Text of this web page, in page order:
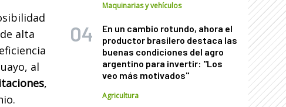
alta
al
,
Maquinarias y vehículos
En un cambio rotundo, ahora el
productor brasilero destaca las
buenas condiciones del agro
argentino para invertir: "Los
veo más motivados"
Agricultura